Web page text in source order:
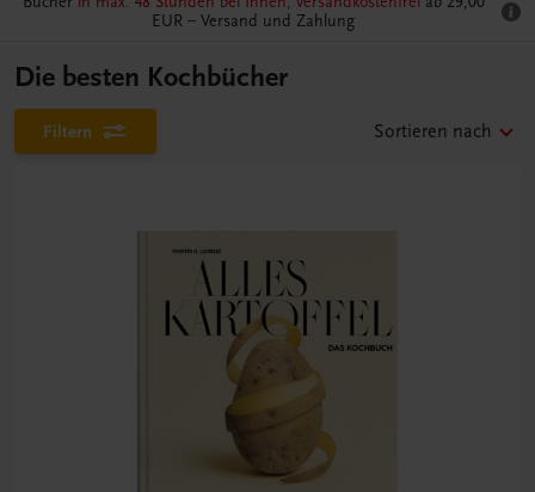
EUR – Versand und Zahlung
Die besten Kochbücher
Filtern Sortieren nach